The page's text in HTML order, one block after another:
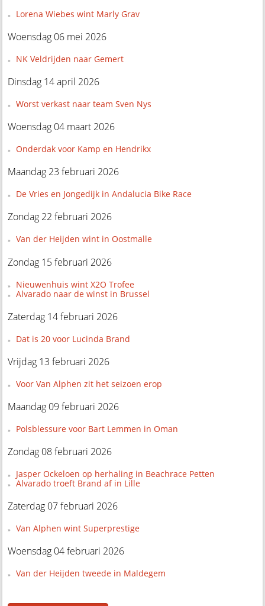
Lorena Wiebes wint Marly Grav
Woensdag 06 mei 2026
NK Veldrijden naar Gemert
Dinsdag 14 april 2026
Worst verkast naar team Sven Nys
Woensdag 04 maart 2026
Onderdak voor Kamp en Hendrikx
Maandag 23 februari 2026
De Vries en Jongedijk in Andalucia Bike Race
Zondag 22 februari 2026
Van der Heijden wint in Oostmalle
Zondag 15 februari 2026
Nieuwenhuis wint X2O Trofee
Alvarado naar de winst in Brussel
Zaterdag 14 februari 2026
Dat is 20 voor Lucinda Brand
Vrijdag 13 februari 2026
Voor Van Alphen zit het seizoen erop
Maandag 09 februari 2026
Polsblessure voor Bart Lemmen in Oman
Zondag 08 februari 2026
Jasper Ockeloen op herhaling in Beachrace Petten
Alvarado troeft Brand af in Lille
Zaterdag 07 februari 2026
Van Alphen wint Superprestige
Woensdag 04 februari 2026
Van der Heijden tweede in Maldegem